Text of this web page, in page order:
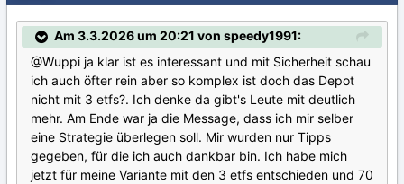
Am 3.3.2026 um 20:21 von speedy1991:
@Wuppi ja klar ist es interessant und mit Sicherheit schau
ich auch öfter rein aber so komplex ist doch das Depot
nicht mit 3 etfs?. Ich denke da gibt's Leute mit deutlich
mehr. Am Ende war ja die Message, dass ich mir selber
eine Strategie überlegen soll. Mir wurden nur Tipps
gegeben, für die ich auch dankbar bin. Ich habe mich
jetzt für meine Variante mit den 3 etfs entschieden und 70